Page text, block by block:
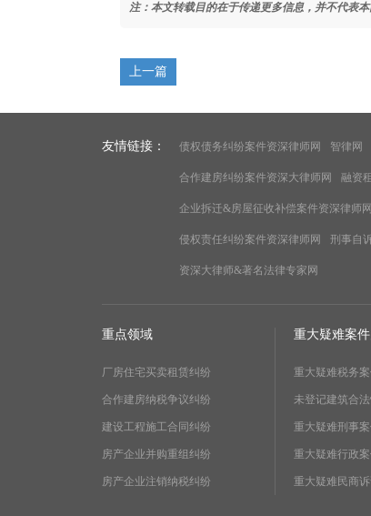
注：本文转载目的在于传递更多信息，并不代表
上一篇
友情链接： 债权债务纠纷案件资深律师网 智律网
合作建房纠纷案件资深大律师网 融资
企业拆迁&房屋征收补偿案件资深律师网
侵权责任纠纷案件资深律师网 刑事自
资深大律师&著名法律专家网
重点领域
厂房住宅买卖租赁纠纷
合作建房纳税争议纠纷
建设工程施工合同纠纷
房产企业并购重组纠纷
房产企业注销纳税纠纷
重大疑难案
重大疑难税务
未登记建筑合
重大疑难刑事
重大疑难行政
重大疑难民商